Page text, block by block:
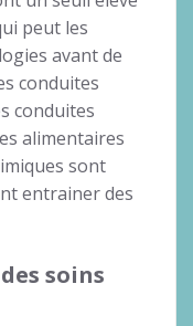
peut les
avant de
conduites
conduites
alimentaires
sont
entrainer des
soins